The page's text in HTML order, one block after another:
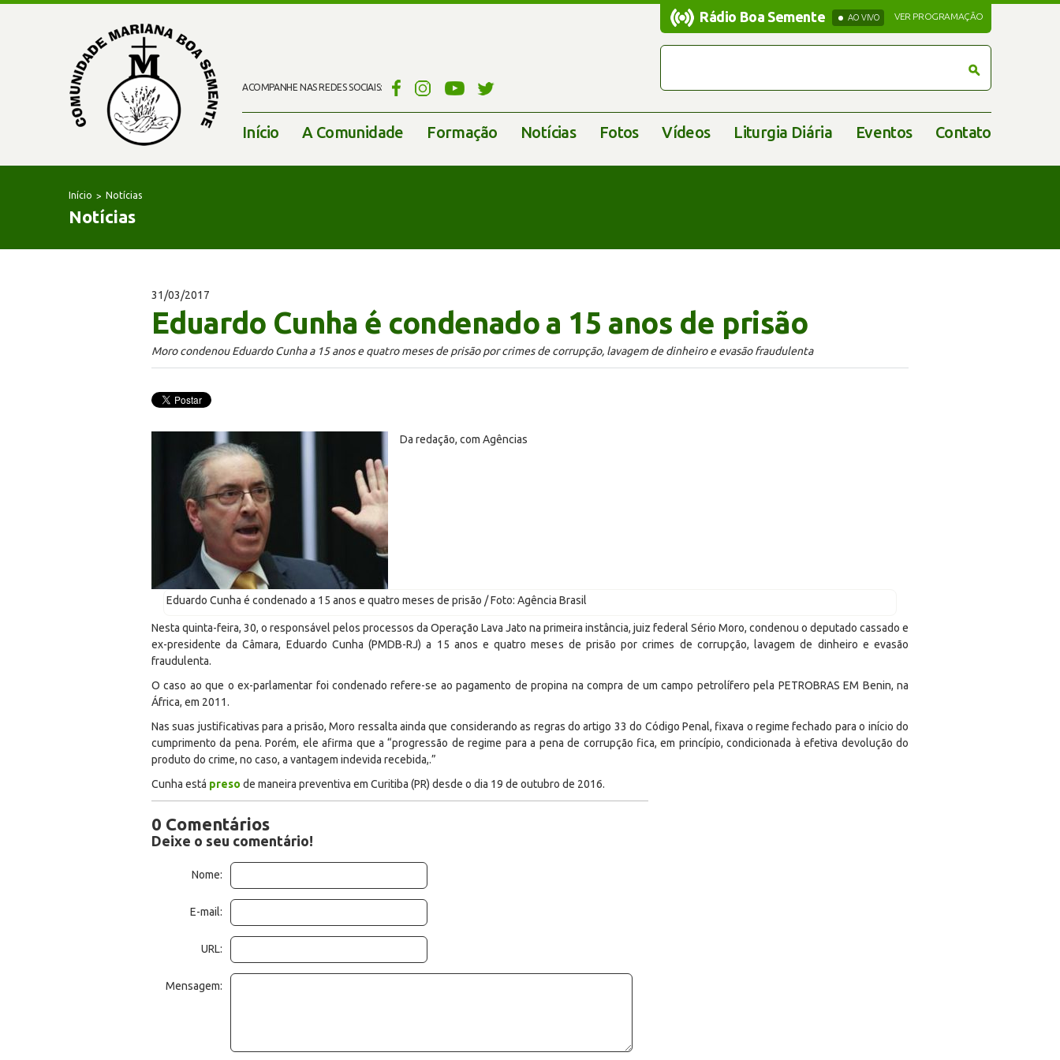
ACOMPANHE NAS REDES SOCIAIS:
Rádio Boa Semente
Rádio Boa Semente AO VIVO VER PROGRAMAÇÃO
Início A Comunidade Formação Notícias Fotos Vídeos Liturgia Diária Eventos Contato
Início Notícias
Notícias
31/03/2017
Eduardo Cunha é condenado a 15 anos de prisão
Moro condenou Eduardo Cunha a 15 anos e quatro meses de prisão por crimes de corrupção, lavagem de dinheiro e evasão fraudulenta
Da redação, com Agências
Eduardo Cunha é condenado a 15 anos e quatro meses de prisão / Foto: Agência Brasil
Nesta quinta-feira, 30, o responsável pelos processos da Operação Lava Jato na primeira instância, juiz federal Sério Moro, condenou o deputado cassado e
ex-presidente da Câmara, Eduardo Cunha (PMDB-RJ) a 15 anos e quatro meses de prisão por crimes de corrupção, lavagem de dinheiro e evasão
fraudulenta.
O caso ao que o ex-parlamentar foi condenado refere-se ao pagamento de propina na compra de um campo petrolífero pela PETROBRAS EM Benin, na
África, em 2011.
Nas suas justificativas para a prisão, Moro ressalta ainda que considerando as regras do artigo 33 do Código Penal, fixava o regime fechado para o início do
cumprimento da pena. Porém, ele afirma que a “progressão de regime para a pena de corrupção fica, em princípio, condicionada à efetiva devolução do
produto do crime, no caso, a vantagem indevida recebida,.”
Cunha está preso de maneira preventiva em Curitiba (PR) desde o dia 19 de outubro de 2016.
0 Comentários
Deixe o seu comentário!
Nome:
E-mail:
URL:
Mensagem: